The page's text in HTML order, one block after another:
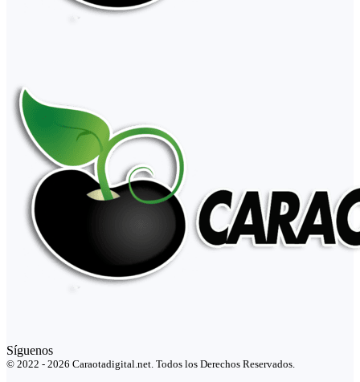
Síguenos
© 2022 - 2026 Caraotadigital.net. Todos los Derechos Reservados.